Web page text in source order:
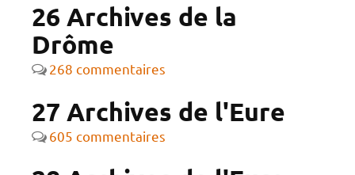
26 Archives de la
Drôme
268 commentaires
27 Archives de l'Eure
605 commentaires